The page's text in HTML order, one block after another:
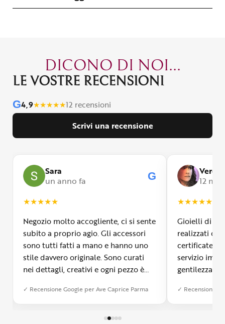
DICONO DI NOI...
LE VOSTRE RECENSIONI
G4,9★★★★★12 recensioni
Scrivi una recensione
Sara
un anno fa
G
★★★★★
Negozio molto accogliente, ci si sente
subito a proprio agio. Gli accessori
sono tutti fatti a mano e hanno uno
stile davvero originale. Sono curati
nei dettagli, creativi e ogni pezzo è
qualità e si vede che c’è tanta
possibile anche farsi realizzare un
✓ Recensione Google per Ave Caprice Parma
12
★★★★★
Gioielli di
realizzati
certificate,
servizio
gentilezza
i clienti,
✓ Recensione